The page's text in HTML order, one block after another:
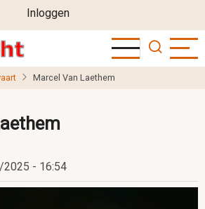
User
account
menu
Inloggen
Marcel Van Laethem
- 16:54